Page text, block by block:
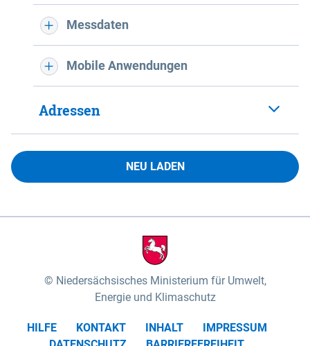
Messdaten
Mobile Anwendungen
Adressen
NEU LADEN
Niedersächsisches Ministerium für Umwelt,
Energie und Klimaschutz
HILFE KONTAKT INHALT
IMPRESSUM